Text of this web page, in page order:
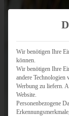
Wir benötigen Ihre
können.
Wir benötigen Ihre
andere Technologien
Werbung zu liefern.
Website.
Personenbezogene